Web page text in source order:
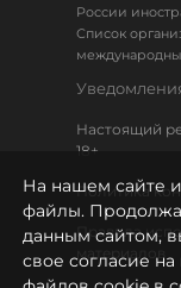
России
Список
Настоящий
18+
Политика
Правила
материалов
На нашем сайте
файлы.
данным сайтом,
свое согласие